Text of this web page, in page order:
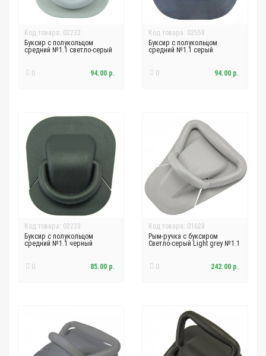
Код товара: 02232
Буксир с полукольцом
средний №1.1 светло-серый
0 94.00 р.
Код товара: 02558
Буксир с полукольцом
средний №1.1 серый
0 94.00 р.
Код товара: 02233
Буксир с полукольцом
средний №1.1 черный
0 85.00 р.
Код товара: 01628
Рым-ручка с буксиром
Светло-серый Light grey №1.1
0 242.00 р.